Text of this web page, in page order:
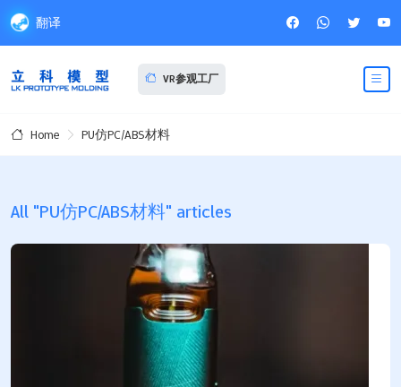
翻译
VR参观工厂
Home PU仿PC/ABS材料
All "PU仿PC/ABS材料" articles